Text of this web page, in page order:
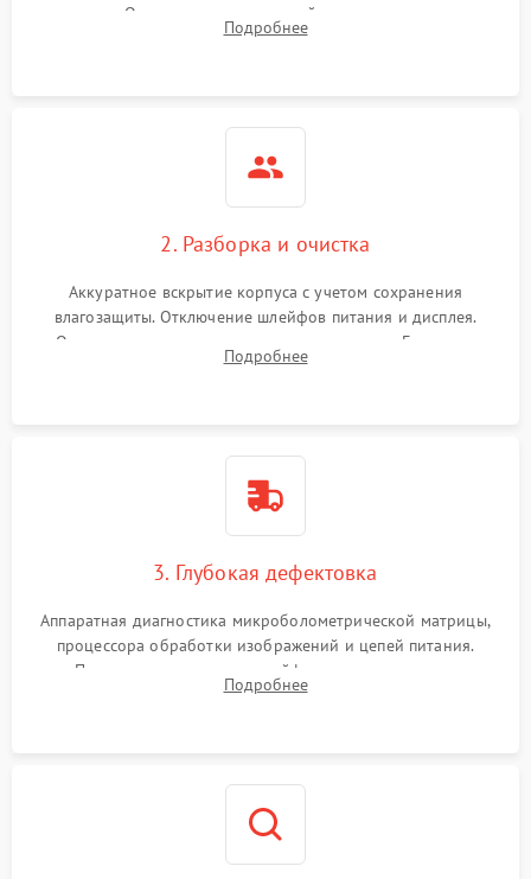
зарядки. Оценка вывода тепловой сигнатуры на экран,
проверка базовых функций и считывание системных
Подробнее
2. Разборка и очистка
Аккуратное вскрытие корпуса с учетом сохранения
влагозащиты. Отключение шлейфов питания и дисплея.
Очистка внутренних плат от окислов и пыли. Бережная
обработка германиевого объектива специализированными
Подробнее
3. Глубокая дефектовка
Аппаратная диагностика микроболометрической матрицы,
процессора обработки изображений и цепей питания.
Проверка целостности шлейфов, модуля памяти и
интерфейсов связи. Выявление сгоревших SMD-компонентов
Подробнее